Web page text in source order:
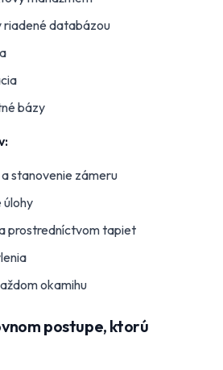
riadené databázou
bázy
stanovenie zámeru
úlohy
prostredníctvom tapiet
okamihu
postupe, ktorú